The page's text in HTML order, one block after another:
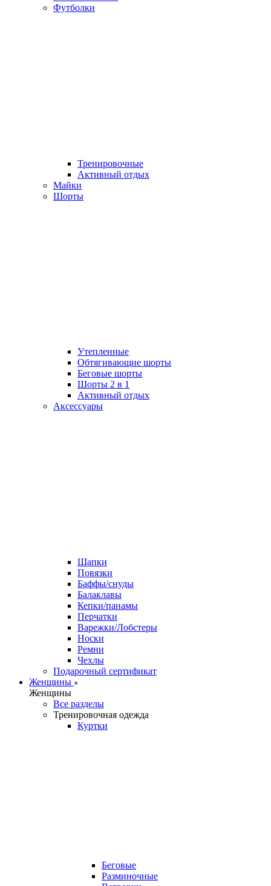
Футболки
Тренировочные
Активный отдых
Майки
Шорты
Утепленные
Обтягивающие шорты
Беговые шорты
Шорты 2 в 1
Активный отдых
Аксессуары
Шапки
Повязки
Баффы/снуды
Балаклавы
Кепки/панамы
Перчатки
Варежки/Лобстеры
Носки
Ремни
Чехлы
Подарочный сертификат
Женщины
Женщины
Все разделы
Тренировочная одежда
Куртки
Беговые
Разминочные